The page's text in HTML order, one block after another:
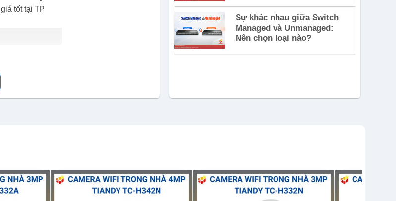
Nam
Sự khác nhau giữa Switch
Managed và Unmanaged:
Nên chọn loại nào?